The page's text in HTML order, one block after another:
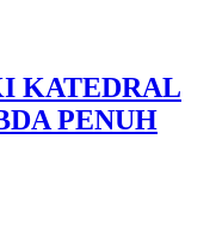
KATEDRAL
PENUH